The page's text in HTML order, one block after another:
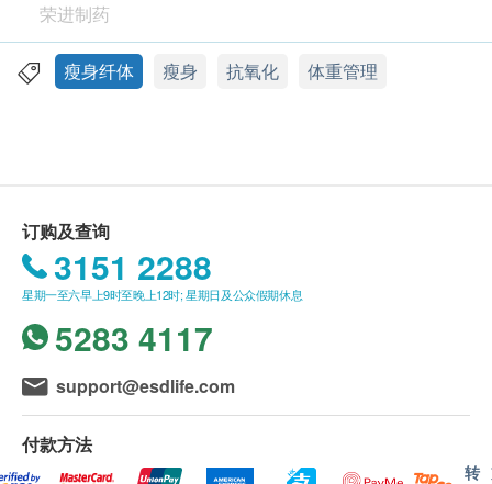
荣进制药
功效
重，大腿围，腰围及BMI值都有明显的下降^，就连最
难减的大腿围也可减到！ ！
服用方法
每日2粒
适用人士
14岁以上
瘦身纤体 瘦身 抗氧化 体重管理
订购及查询
3151 2288
星期一至六早上9时至晚上12时; 星期日及公众假期休息
5283 4117
support@esdlife.com
付款方法
转